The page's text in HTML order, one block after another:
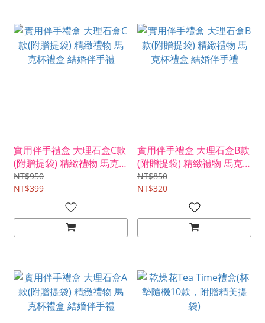
實用伴手禮盒 大理石盒C款
(附贈提袋) 精緻禮物 馬克
杯禮盒 結婚伴手禮
NT$950
NT$399
實用伴手禮盒 大理石盒B款
(附贈提袋) 精緻禮物 馬克
杯禮盒 結婚伴手禮
NT$850
NT$320